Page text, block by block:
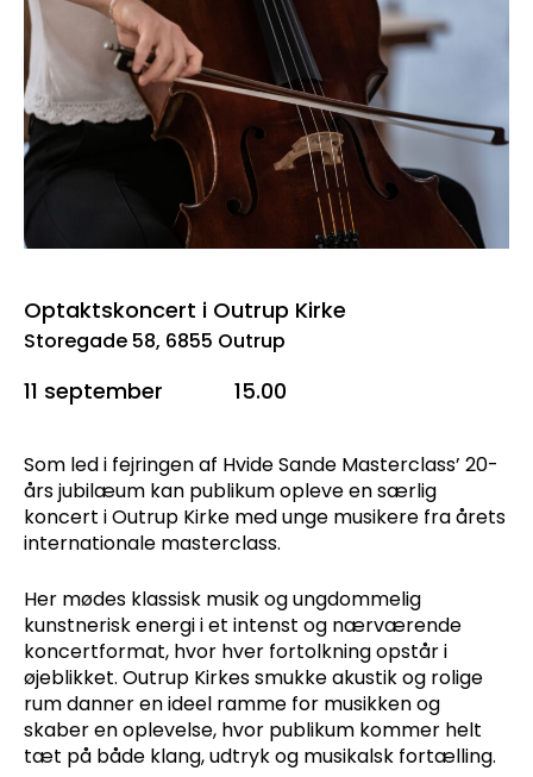
Optaktskoncert i Outrup Kirke
Storegade 58, 6855 Outrup
11 september 15.00
Som led i fejringen af Hvide Sande Masterclass’ 20-
års jubilæum kan publikum opleve en særlig
koncert i Outrup Kirke med unge musikere fra årets
internationale masterclass.
Her mødes klassisk musik og ungdommelig
kunstnerisk energi i et intenst og nærværende
koncertformat, hvor hver fortolkning opstår i
øjeblikket. Outrup Kirkes smukke akustik og rolige
rum danner en ideel ramme for musikken og
skaber en oplevelse, hvor publikum kommer helt
tæt på både klang, udtryk og musikalsk fortælling.